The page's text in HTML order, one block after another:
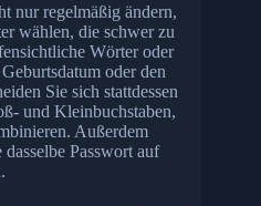
nur regelmäßig ändern,
wählen, die schwer zu
Wörter oder
oder den
Sie sich stattdessen
und Kleinbuchstaben,
Außerdem
Passwort auf